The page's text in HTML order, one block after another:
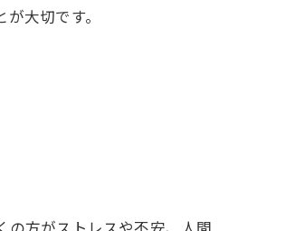
大切です。